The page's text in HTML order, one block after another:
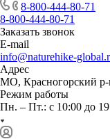
8-800-444-80-71
8-800-444-80-71
Заказать звонок
E-mail
info@naturehike-
Адрес
МО, Красногорский р-
Режим работы
Пн. – Пт.: с 10:00 до